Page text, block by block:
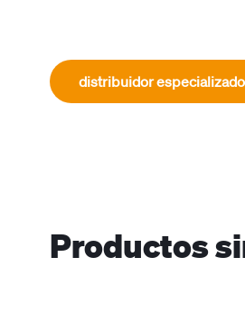
distribuidor especializado
Productos